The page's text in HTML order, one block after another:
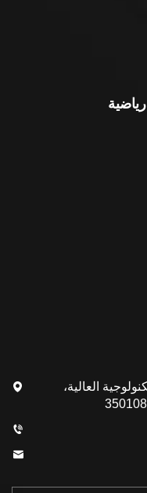
العالية،